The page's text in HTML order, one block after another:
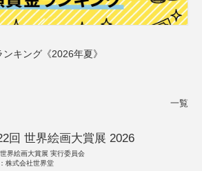
キング《2026年夏》
一覧
回 世界絵画大賞展 2026
世界絵画大賞展 実行委員会
株式会社世界堂